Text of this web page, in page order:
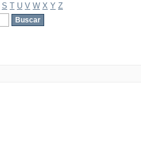
S T U V W X Y Z